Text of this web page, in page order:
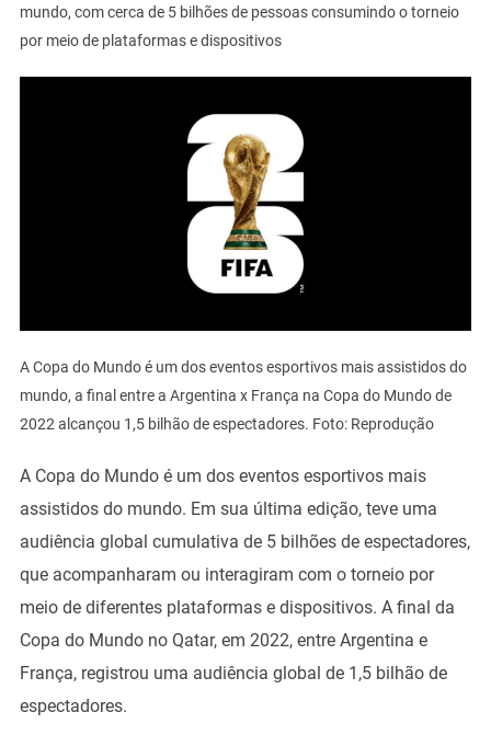
mundo, com cerca de 5 bilhões de pessoas consumindo o torneio
por meio de plataformas e dispositivos
A Copa do Mundo é um dos eventos esportivos mais assistidos do
mundo, a final entre a Argentina x França na Copa do Mundo de
2022 alcançou 1,5 bilhão de espectadores. Foto: Reprodução
A Copa do Mundo é um dos eventos esportivos mais
assistidos do mundo. Em sua última edição, teve uma
audiência global cumulativa de 5 bilhões de espectadores,
que acompanharam ou interagiram com o torneio por
meio de diferentes plataformas e dispositivos. A final da
Copa do Mundo no Qatar, em 2022, entre Argentina e
França, registrou uma audiência global de 1,5 bilhão de
espectadores.